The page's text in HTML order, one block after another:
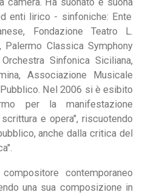
enti
lirico - sinfoniche: Ente
, Fondazione Teatro L.
Palermo Classica Symphony
Sinfonica Siciliana,
, Associazione Musicale
. Nel 2006 si è esibito
per la manifestazione
e opera", riscuotendo
anche dalla critica del
re contemporaneo
una sua composizione in